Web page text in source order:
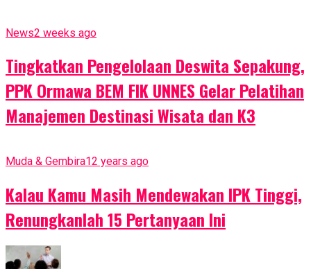
News2 weeks ago
Tingkatkan Pengelolaan Deswita Sepakung,
PPK Ormawa BEM FIK UNNES Gelar Pelatihan
Manajemen Destinasi Wisata dan K3
Muda & Gembira12 years ago
Kalau Kamu Masih Mendewakan IPK Tinggi,
Renungkanlah 15 Pertanyaan Ini